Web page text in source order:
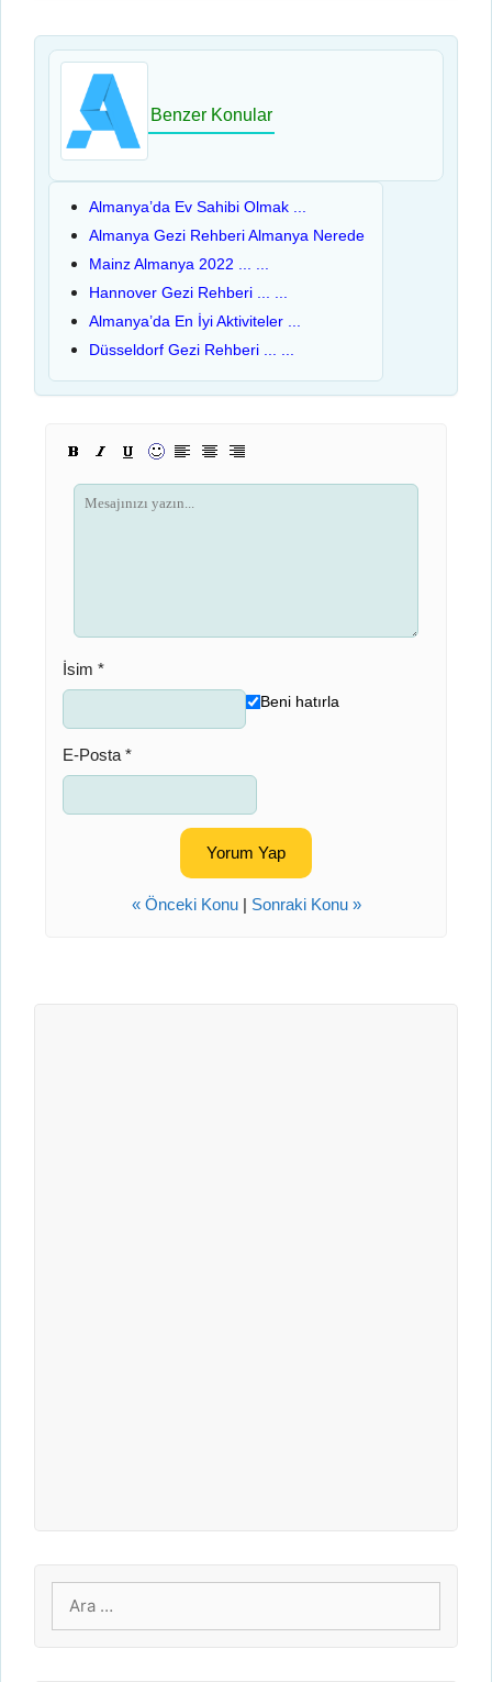
Benzer Konular
Almanya’da Ev Sahibi Olmak ...
Almanya Gezi Rehberi Almanya Nerede
Mainz Almanya 2022 ... ...
Hannover Gezi Rehberi ... ...
Almanya’da En İyi Aktiviteler ...
Düsseldorf Gezi Rehberi ... ...
İsim *
Beni hatırla
E-Posta *
« Önceki Konu| Sonraki Konu »
için
ara